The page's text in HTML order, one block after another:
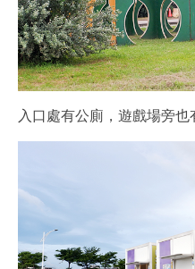
入口處有公廁，遊戲場旁也